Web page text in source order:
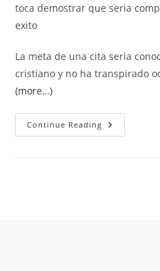
toca demostrar que seri­a
exito
La meta de una cita seri­a
cristiano y no ha transpirado
(more…)
Continue Reading Ni
Elijas